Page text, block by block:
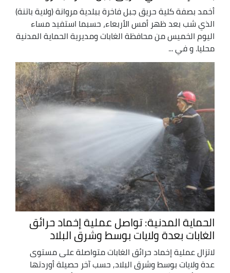
أخمد بصفة كلية حريق جبل فاخرة ببلدية مروانة (ولاية باتنة)
الذي شب بعد ظهر أمس الأربعاء، حسبما استفيد مساء
اليوم الخميس من محافظة الغابات ومديرية الحماية المدنية
محليا. و في ...
الحماية المدنية: تواصل عملية إخماد حرائق
الغابات بعدة ولايات بوسط وشرق البلاد
لاتزال عملية إخماد حرائق الغابات متواصلة على مستوى
عدة ولايات بوسط وشرق البلاد, حسب آخر حصيلة أوردتها